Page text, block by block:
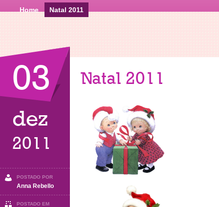
Home Natal 2011
03
dez
2011
POSTADO POR
Anna Rebello
POSTADO EM
Natal 2011